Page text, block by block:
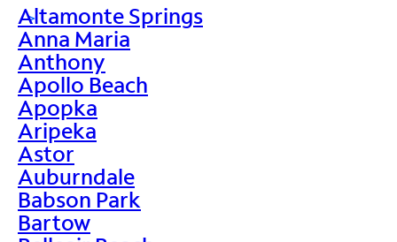
>
Altamonte Springs
Anna Maria
Anthony
Apollo Beach
Apopka
Aripeka
Astor
Auburndale
Babson Park
Bartow